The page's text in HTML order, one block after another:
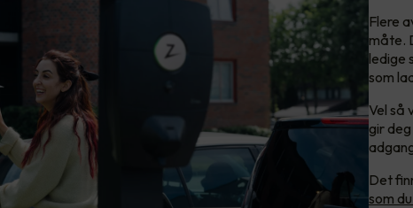
Flere
måte.
ledige
som
Vel så
gir
Det
som